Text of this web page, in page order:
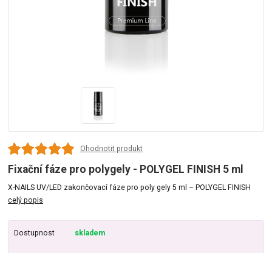
Ohodnotit produkt
Fixační fáze pro polygely - POLYGEL FINISH 5 ml
X-NAILS UV/LED zakončovací fáze pro poly gely 5 ml – POLYGEL FINISH
celý popis
Dostupnost skladem